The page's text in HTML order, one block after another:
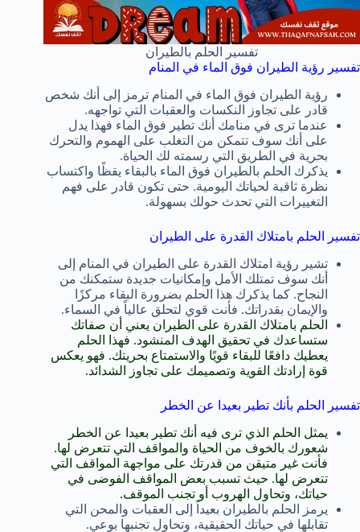
تفسير الحلم بالطيران
تفسير رؤية الطيران فوق الماء في المنام
رؤية الطيران فوق الماء في المنام ترمز إلى أنك شخص
قادر على تجاوز النكسات والعقبات التي تواجهه.
عندما ترى في منامك أنك تطير فوق الماء فهذا يدل
على أنك سوف تتمكن من التغلب على الهموم والتحرك
بحرية في الطريق التي رسمته لك الحياة.
يذكرك الحلم بالطيران فوق الماء بالبقاء يقظًا واكتساب
نظرة ثاقبة لحياتك اليومية. حتى تكون قادر على فهم
التغييرات التي تحدث حولك بسهولة.
تفسير الحلم بامتلاك القدرة على الطيران
تشير رؤية امتلاك القدرة على الطيران في المنام إلى
أنك سوف تمتلك الأمل وإمكانيات جديدة ستمكنك من
النجاح. كما يذكرك هذا الحلم بضرورة البقاء مركزًا
والإيمان بقدراتك. فأنت قوي لتحلق عالياً في السماء.
الحلم بامتلاك القدرة على الطيران يعني أن صفاتك
ستساعدك في تحقيق الهدف المنشود. فهذا الحلم
يعطيك دافعًا للبقاء قويًا والاستمتاع بحريتك. فهو يعكس
قوة إرادتك القوية وتصميمك على تجاوز الشدائد.
تفسير الحلم بأنك تطير بعيدا عن الخطر
يمثل الحلم الذي ترى فيه أنك تطير بعيدا عن الخطر
شعورك بالخوف من الحياة والمواقف التي تتعرض لها.
فأنت غير متيقن من قدرتك على مواجهة المواقف التي
تتعرض لها. حيث تسبب بعض المواقف الفوضى في
حياتك، وتحاول الهروب أو تجنب الموقف.
يرمز الحلم بالطيران بعيداً إلى العقبات والمحن التي
تقابلها في حياتك الحقيقية، وتحاول تجنبها بوعي.